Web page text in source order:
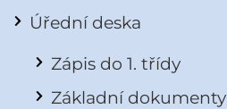
Úřední deska
Zápis do 1. třídy
Základní dokumenty